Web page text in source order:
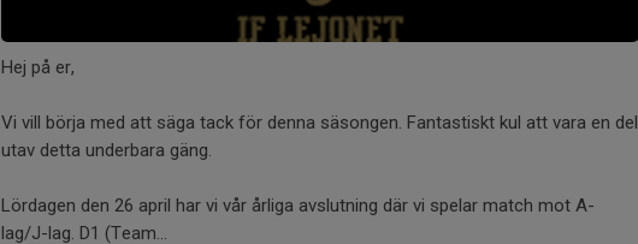
Hej på er,
Vi vill börja med att säga tack för denna säsongen. Fantastiskt kul att vara en del
utav detta underbara gäng.
Lördagen den 26 april har vi vår årliga avslutning där vi spelar match mot A-
lag/J-lag. D1 (Team...